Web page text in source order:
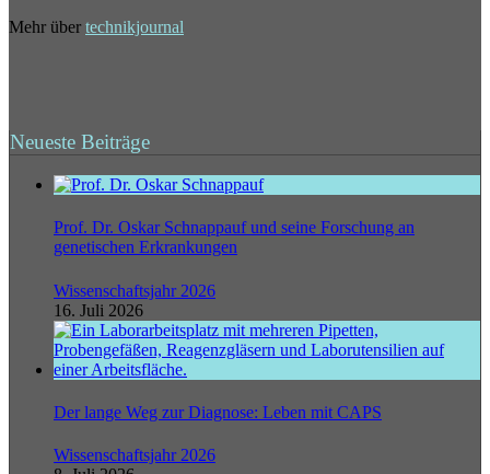
Mehr über technikjournal
Neueste Beiträge
Prof. Dr. Oskar Schnappauf und seine Forschung an
genetischen Erkrankungen
Wissenschaftsjahr 2026
16. Juli 2026
Der lange Weg zur Diagnose: Leben mit CAPS
Wissenschaftsjahr 2026